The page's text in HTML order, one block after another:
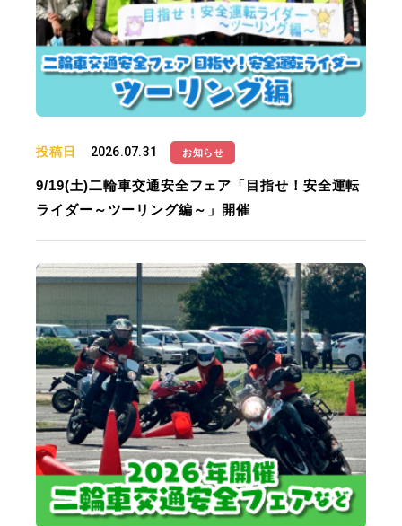
投稿日 2026.07.31 お知らせ
9/19(土)二輪車交通安全フェア「目指せ！安全運転
ライダー～ツーリング編～」開催